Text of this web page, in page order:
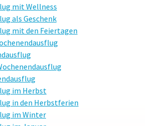
mit Wellness
als Geschenk
mit den Feiertagen
im Herbst
in den Herbstferien
im Winter